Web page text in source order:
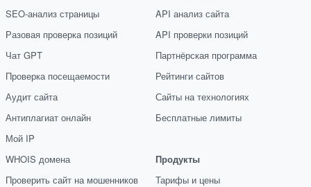
SEO-анализ страницы
Разовая проверка позиций
Чат GPT
Проверка посещаемости
Аудит сайта
Антиплагиат онлайн
Мой IP
WHOIS домена
Проверить сайт на мошенников
API анализ сайта
API проверки позиций
Партнёрская программа
Рейтинги сайтов
Сайты на технологиях
Бесплатные лимиты
Продукты
Тарифы и цены